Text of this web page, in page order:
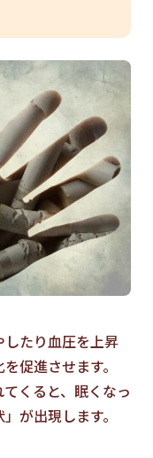
たり血圧を上昇
促進させます。
くると、眠くなっ
が出現します。